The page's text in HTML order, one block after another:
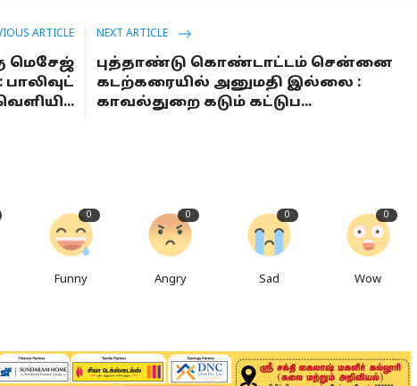
ARTICLE
மெசேஜ்
NEXT ARTICLE
புத்தாண்டு கொண்டாட்டம் சென்னை
கடற்கரையில் அனுமதி இல்லை :
காவல்துறை கடும் கட்டுப...
0
Funny
0
Angry
0
Sad
0
Wow